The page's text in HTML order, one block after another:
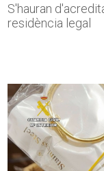
S'hauran
residència legal